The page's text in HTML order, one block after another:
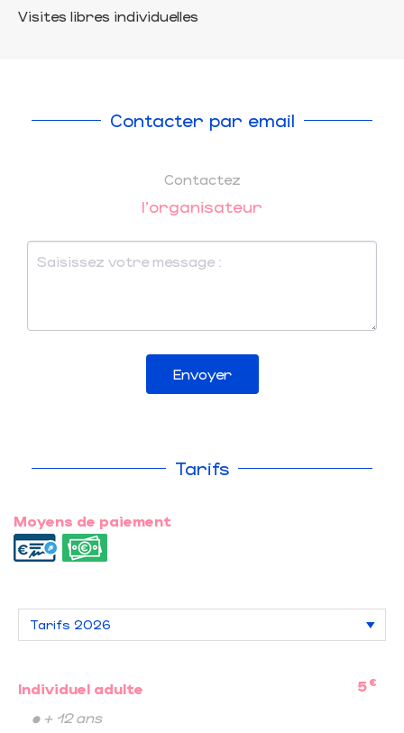
Visites libres individuelles
Contacter par email
Contactez
l'organisateur
Envoyer
Tarifs
Moyens de paiement
Individuel adulte 5 €
• + 12 ans